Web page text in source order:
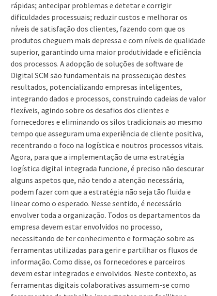
rápidas; antecipar problemas e detetar e corrigir
dificuldades processuais; reduzir custos e melhorar os
níveis de satisfação dos clientes, fazendo com que os
produtos cheguem mais depressa e com níveis de qualidade
superior, garantindo uma maior produtividade e eficiência
dos processos. A adopção de soluções de software de
Digital SCM são fundamentais na prossecução destes
resultados, potencializando empresas inteligentes,
integrando dados e processos, construindo cadeias de valor
flexíveis, agindo sobre os desafios dos clientes e
fornecedores e eliminando os silos tradicionais ao mesmo
tempo que asseguram uma experiência de cliente positiva,
recentrando o foco na logística e noutros processos vitais.
Agora, para que a implementação de uma estratégia
logística digital integrada funcione, é preciso não descurar
alguns aspetos que, não tendo a atenção necessária,
podem fazer com que a estratégia não seja tão fluida e
linear como o esperado. Nesse sentido, é necessário
envolver toda a organização. Todos os departamentos da
empresa devem estar envolvidos no processo,
necessitando de ter conhecimento e formação sobre as
ferramentas utilizadas para gerir e partilhar os fluxos de
informação. Como disse, os fornecedores e parceiros
devem estar integrados e envolvidos. Neste contexto, as
ferramentas digitais colaborativas assumem-se como